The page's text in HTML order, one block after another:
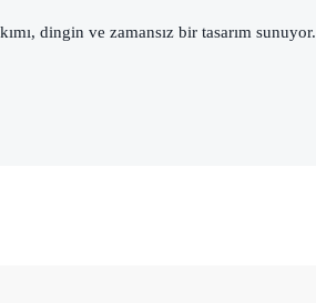
dingin ve zamansız bir tasarım sunuyor.